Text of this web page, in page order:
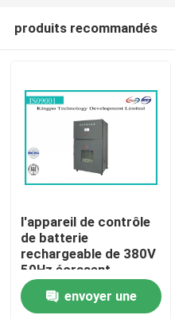
Maison
Produits
Au sujet de nous
produits recommandés
l'appareil de contrôle
de batterie
rechargeable de 380V
50Hz écrasent
l'espace 300 * 300 *
300mmenvoyer une